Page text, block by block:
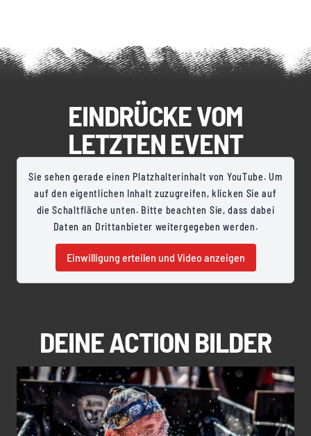
EINDRÜCKE VOM
LETZTEN EVENT
Sie sehen gerade einen Platzhalterinhalt von YouTube. Um
auf den eigentlichen Inhalt zuzugreifen, klicken Sie auf
die Schaltfläche unten. Bitte beachten Sie, dass dabei
Daten an Drittanbieter weitergegeben werden.
Einwilligung erteilen und Video anzeigen
DEINE ACTION BILDER